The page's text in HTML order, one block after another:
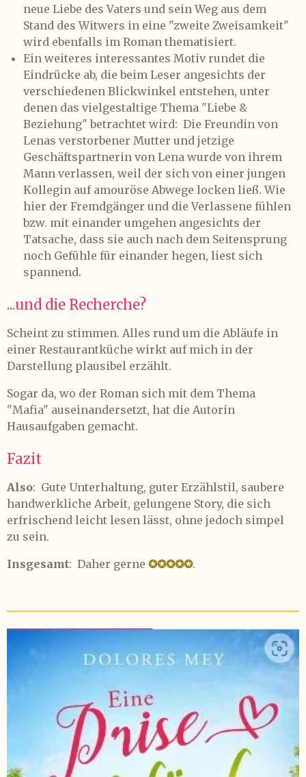
neue Liebe des Vaters und sein Weg aus dem
Stand des Witwers in eine "zweite Zweisamkeit"
wird ebenfalls im Roman thematisiert.
Ein weiteres interessantes Motiv rundet die
Eindrücke ab, die beim Leser angesichts der
verschiedenen Blickwinkel entstehen, unter
denen das vielgestaltige Thema "Liebe &
Beziehung" betrachtet wird: Die Freundin von
Lenas verstorbener Mutter und jetzige
Geschäftspartnerin von Lena wurde von ihrem
Mann verlassen, weil der sich von einer jungen
Kollegin auf amouröse Abwege locken ließ. Wie
hier der Fremdgänger und die Verlassene fühlen
bzw. mit einander umgehen angesichts der
Tatsache, dass sie auch nach dem Seitensprung
noch Gefühle für einander hegen, liest sich
spannend.
...und die Recherche?
Scheint zu stimmen. Alles rund um die Abläufe in
einer Restaurantküche wirkt auf mich in der
Darstellung plausibel erzählt.
Sogar da, wo der Roman sich mit dem Thema
"Mafia" auseinandersetzt, hat die Autorin
Hausaufgaben gemacht.
Fazit
Also: Gute Unterhaltung, guter Erzählstil, saubere
handwerkliche Arbeit, gelungene Story, die sich
erfrischend leicht lesen lässt, ohne jedoch simpel
zu sein.
Insgesamt: Daher gerne ✪✪✪✪✪.